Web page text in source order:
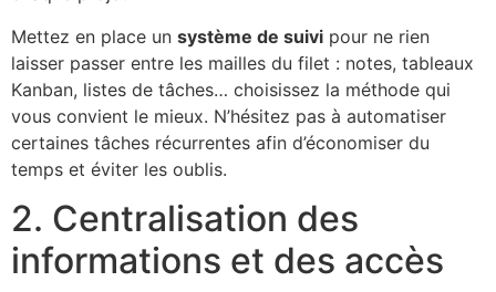
Mettez en place un système de suivi pour ne rien
laisser passer entre les mailles du filet : notes, tableaux
Kanban, listes de tâches… choisissez la méthode qui
vous convient le mieux. N’hésitez pas à automatiser
certaines tâches récurrentes afin d’économiser du
temps et éviter les oublis.
2. Centralisation des
informations et des accès